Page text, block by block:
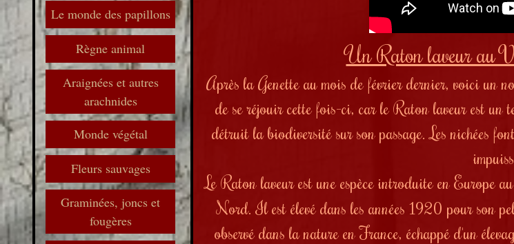
Le monde des papillons
Règne animal
Araignées et autres
arachnides
Monde végétal
Fleurs sauvages
Graminées, joncs et
fougères
Un Raton laveur au
Après la Genette au mois de février dernier, voici un
de se réjouir cette fois-ci, car le Raton laveur est un
détruit la biodiversité sur son passage. Les nichées
Le Raton laveur est une espèce introduite en Europe au
Nord. Il est élevé dans les années 1920 pour son
observé dans la nature en France, échappé d'un